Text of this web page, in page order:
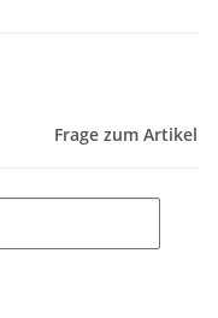
Frage zum Artikel